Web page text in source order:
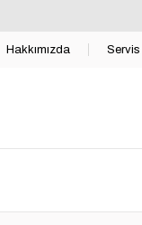
Hakkımızda Servis